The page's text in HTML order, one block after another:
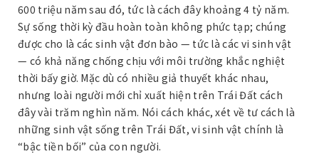
600 triệu năm sau đó, tức là cách đây khoảng 4 tỷ năm.
Sự sống thời kỳ đầu hoàn toàn không phức tạp; chúng
được cho là các sinh vật đơn bào — tức là các vi sinh vật
— có khả năng chống chịu với môi trường khắc nghiệt
thời bấy giờ. Mặc dù có nhiều giả thuyết khác nhau,
nhưng loài người mới chỉ xuất hiện trên Trái Đất cách
đây vài trăm nghìn năm. Nói cách khác, xét về tư cách là
những sinh vật sống trên Trái Đất, vi sinh vật chính là
“bậc tiền bối” của con người.